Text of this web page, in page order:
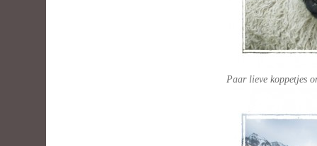
Paar lieve koppetjes